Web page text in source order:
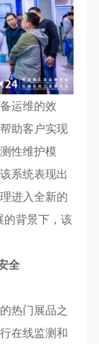
运维的效
助客户实现
性维护模
系统表现出
进入全新的
的背景下，该
全
热门展品之
在线监测和